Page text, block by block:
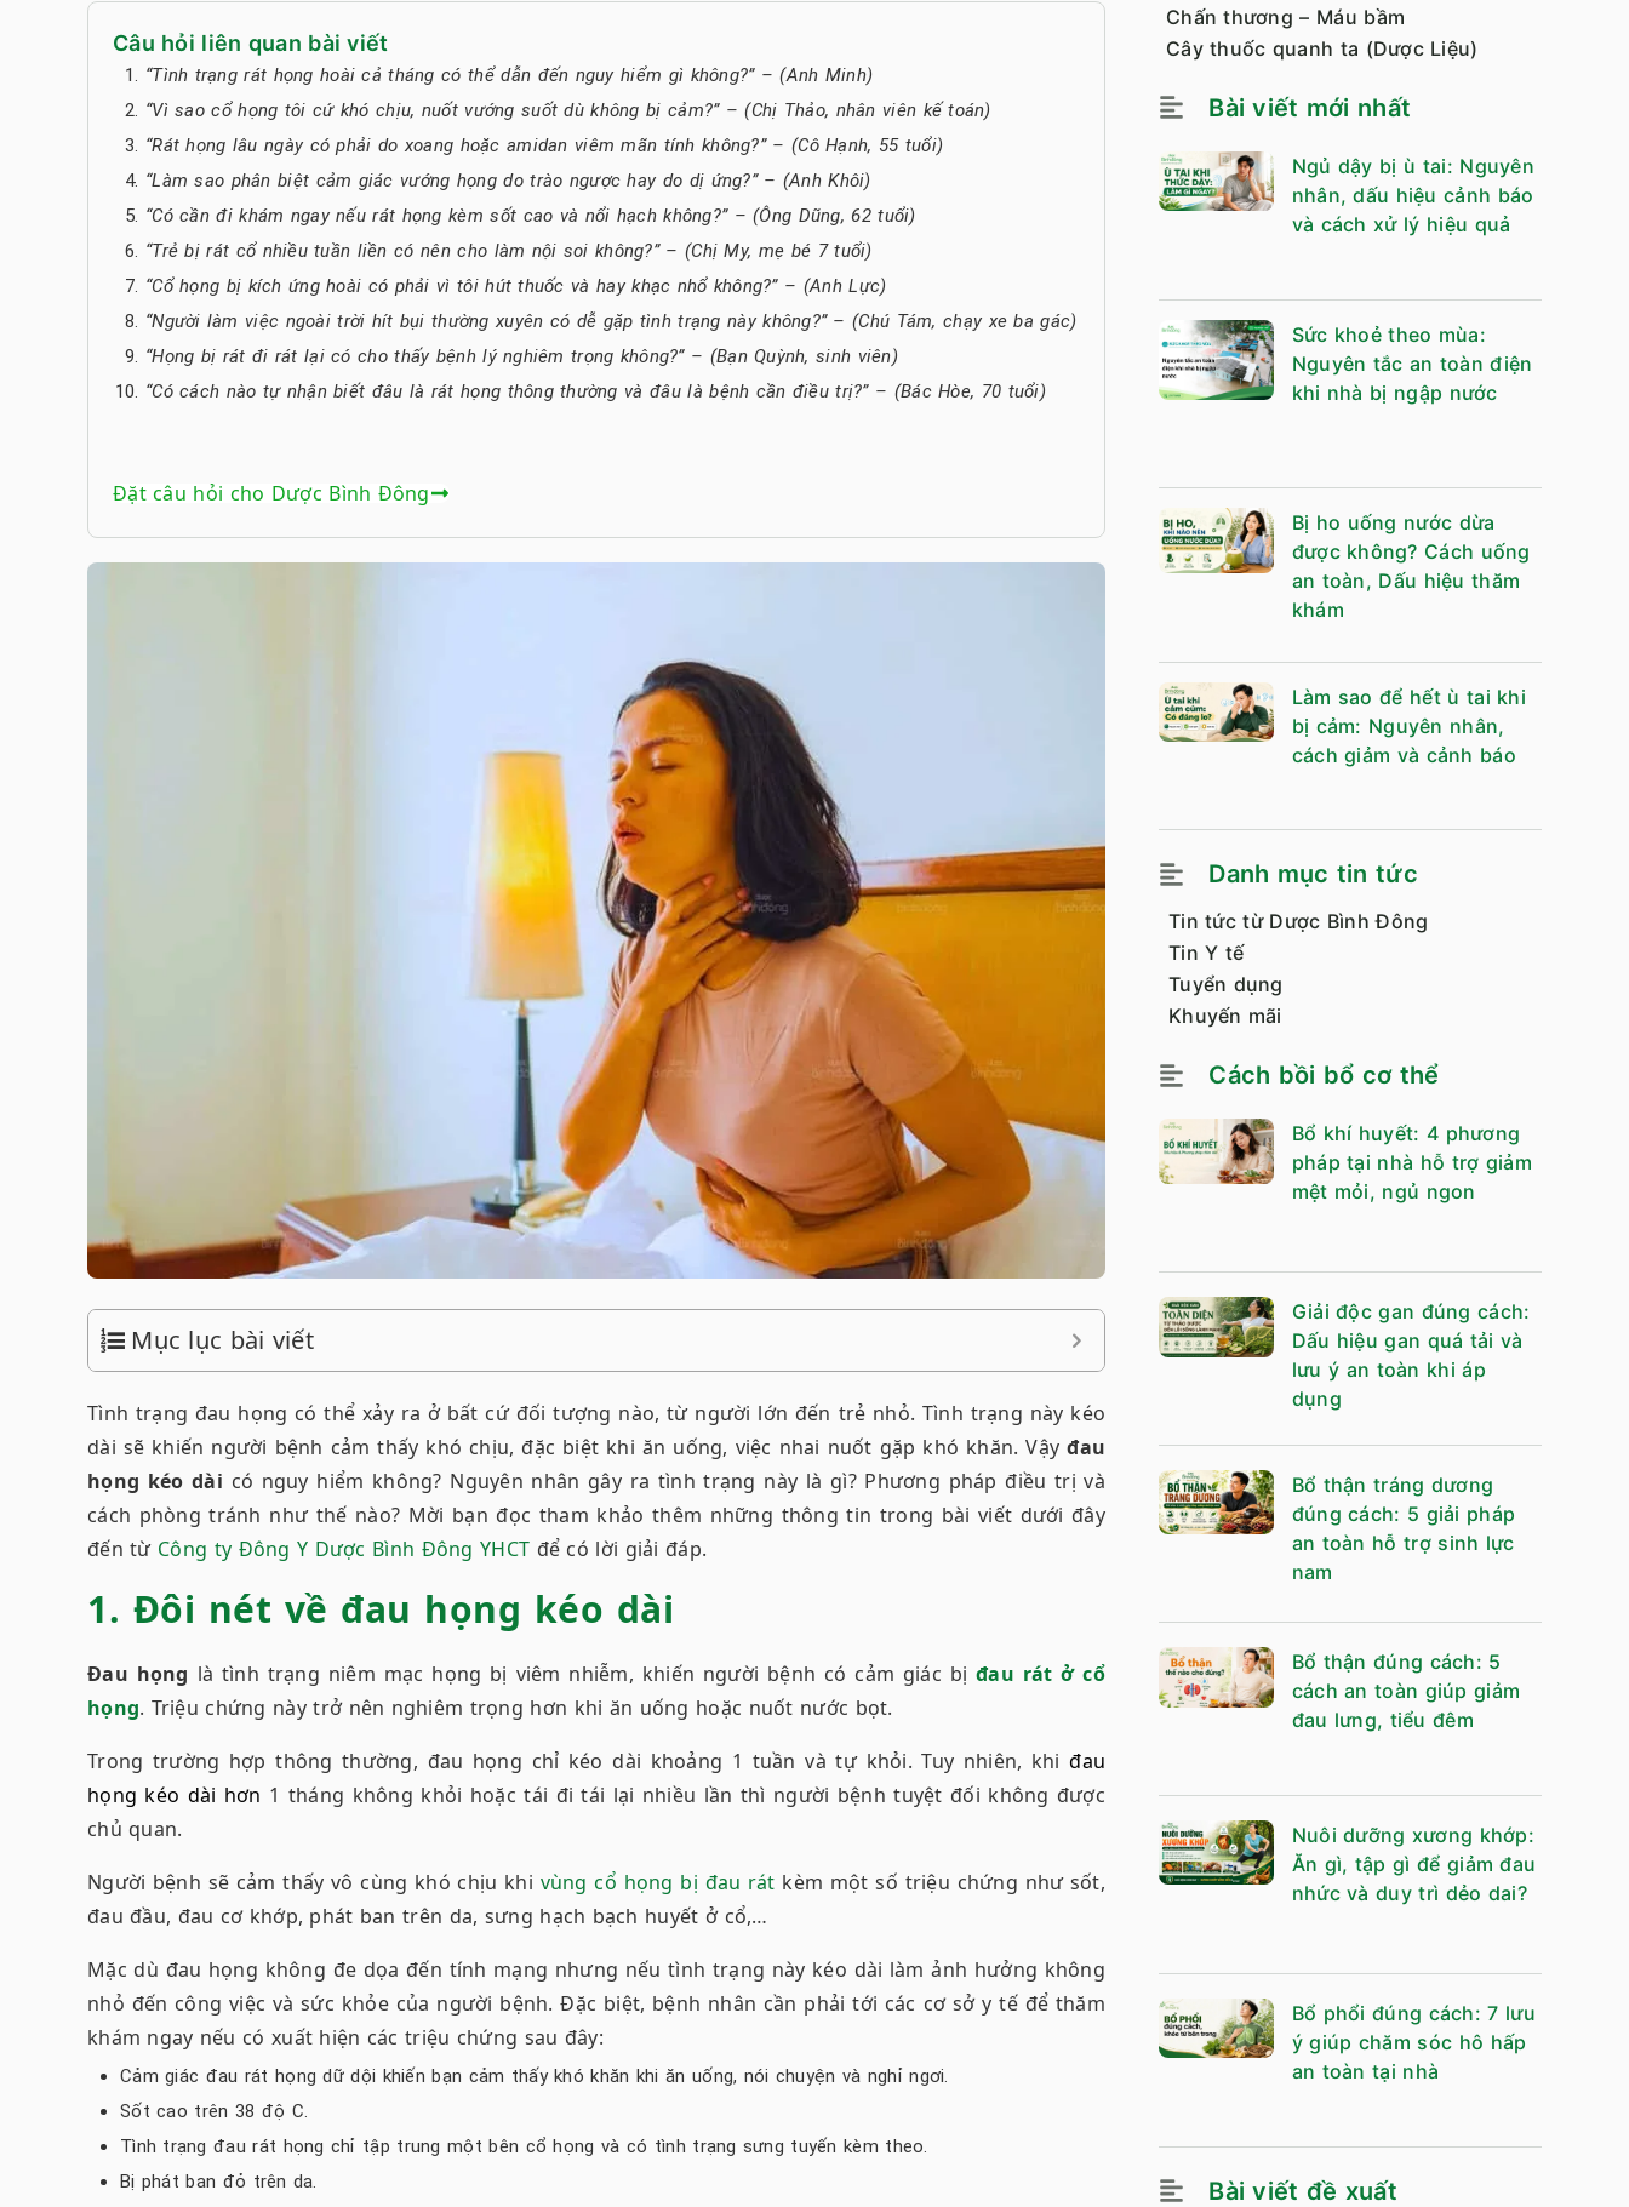
Câu hỏi liên quan bài viết
“Tình trạng rát họng hoài cả tháng có thể dẫn đến nguy hiểm gì không?” – (Anh Minh)
“Vì sao cổ họng tôi cứ khó chịu, nuốt vướng suốt dù không bị cảm?” – (Chị Thảo, nhân viên kế toán)
“Rát họng lâu ngày có phải do xoang hoặc amidan viêm mãn tính không?” – (Cô Hạnh, 55 tuổi)
“Làm sao phân biệt cảm giác vướng họng do trào ngược hay do dị ứng?” – (Anh Khôi)
“Có cần đi khám ngay nếu rát họng kèm sốt cao và nổi hạch không?” – (Ông Dũng, 62 tuổi)
“Trẻ bị rát cổ nhiều tuần liền có nên cho làm nội soi không?” – (Chị My, mẹ bé 7 tuổi)
“Cổ họng bị kích ứng hoài có phải vì tôi hút thuốc và hay khạc nhổ không?” – (Anh Lực)
“Người làm việc ngoài trời hít bụi thường xuyên có dễ gặp tình trạng này không?” – (Chú Tám, chạy xe ba gác)
“Họng bị rát đi rát lại có cho thấy bệnh lý nghiêm trọng không?” – (Bạn Quỳnh, sinh viên)
“Có cách nào tự nhận biết đâu là rát họng thông thường và đâu là bệnh cần điều trị?” – (Bác Hòe, 70 tuổi)
Đặt câu hỏi cho Dược Bình Đông
Mục lục bài viết
Tình trạng đau họng có thể xảy ra ở bất cứ đối tượng nào, từ người lớn đến trẻ nhỏ. Tình trạng này kéo
dài sẽ khiến người bệnh cảm thấy khó chịu, đặc biệt khi ăn uống, việc nhai nuốt gặp khó khăn. Vậyđau
họng kéo dài có nguy hiểm không? Nguyên nhân gây ra tình trạng này là gì? Phương pháp điều trị và
cách phòng tránh như thế nào? Mời bạn đọc tham khảo thêm những thông tin trong bài viết dưới đây
đến từ Công ty Đông Y Dược Bình Đông YHCT để có lời giải đáp.
1. Đôi nét về đau họng kéo dài
Đau họng là tình trạng niêm mạc họng bị viêm nhiễm, khiến người bệnh có cảm giác bịđau rát ở cổ
họng. Triệu chứng này trở nên nghiêm trọng hơn khi ăn uống hoặc nuốt nước bọt.
Trong trường hợp thông thường, đau họng chỉ kéo dài khoảng 1 tuần và tự khỏi. Tuy nhiên, khiđau
họng kéo dài hơn 1 tháng không khỏi hoặc tái đi tái lại nhiều lần thì người bệnh tuyệt đối không được
chủ quan.
Người bệnh sẽ cảm thấy vô cùng khó chịu khi vùng cổ họng bị đau rát kèm một số triệu chứng như sốt,
đau đầu, đau cơ khớp, phát ban trên da, sưng hạch bạch huyết ở cổ,…
Mặc dù đau họng không đe dọa đến tính mạng nhưng nếu tình trạng này kéo dài làm ảnh hưởng không
nhỏ đến công việc và sức khỏe của người bệnh. Đặc biệt, bệnh nhân cần phải tới các cơ sở y tế để thăm
khám ngay nếu có xuất hiện các triệu chứng sau đây:
Cảm giác đau rát họng dữ dội khiến bạn cảm thấy khó khăn khi ăn uống, nói chuyện và nghỉ ngơi.
Sốt cao trên 38 độ C.
Tình trạng đau rát họng chỉ tập trung một bên cổ họng và có tình trạng sưng tuyến kèm theo.
Bị phát ban đỏ trên da.
Chấn thương – Máu bầm
Cây thuốc quanh ta (Dược Liệu)
Bài viết mới nhất
Ngủ dậy bị ù tai: Nguyên
nhân, dấu hiệu cảnh báo
và cách xử lý hiệu quả
Sức khoẻ theo mùa:
Nguyên tắc an toàn điện
khi nhà bị ngập nước
Bị ho uống nước dừa
được không? Cách uống
an toàn, Dấu hiệu thăm
khám
Làm sao để hết ù tai khi
bị cảm: Nguyên nhân,
cách giảm và cảnh báo
Danh mục tin tức
Tin tức từ Dược Bình Đông
Tin Y tế
Tuyển dụng
Khuyến mãi
Cách bồi bổ cơ thể
Bổ khí huyết: 4 phương
pháp tại nhà hỗ trợ giảm
mệt mỏi, ngủ ngon
Giải độc gan đúng cách:
Dấu hiệu gan quá tải và
lưu ý an toàn khi áp
dụng
Bổ thận tráng dương
đúng cách: 5 giải pháp
an toàn hỗ trợ sinh lực
nam
Bổ thận đúng cách: 5
cách an toàn giúp giảm
đau lưng, tiểu đêm
Nuôi dưỡng xương khớp:
Ăn gì, tập gì để giảm đau
nhức và duy trì dẻo dai?
Bổ phổi đúng cách: 7 lưu
ý giúp chăm sóc hô hấp
an toàn tại nhà
Bài viết đề xuất